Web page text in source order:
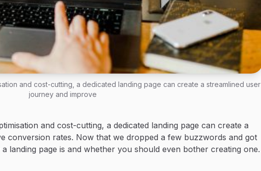
and cost-cutting, a dedicated landing page can create a streamlined user
journey and improve
and cost-cutting, a dedicated landing page can create a
conversion rates. Now that we dropped a few buzzwords and got
landing page is and whether you should even bother creating one.